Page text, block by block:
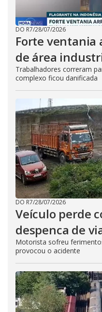
DO R7/28/07/2026
Forte ventania
de área
Trabalhadores correram
complexo ficou danificada
DO R7/28/07/2026
Veículo perde
despenca de
Motorista sofreu
provocou o acidente